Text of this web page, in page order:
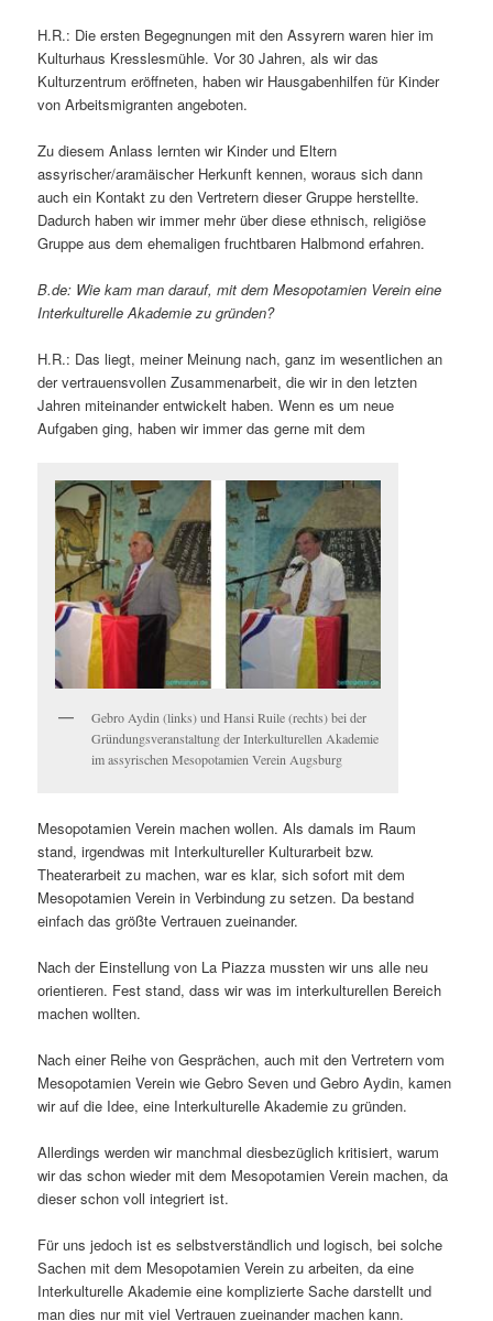
H.R.: Die ersten Begegnungen mit den Assyrern waren hier im
Kulturhaus Kresslesmühle. Vor 30 Jahren, als wir das
Kulturzentrum eröffneten, haben wir Hausgabenhilfen für Kinder
von Arbeitsmigranten angeboten.
Zu diesem Anlass lernten wir Kinder und Eltern
assyrischer/aramäischer Herkunft kennen, woraus sich dann
auch ein Kontakt zu den Vertretern dieser Gruppe herstellte.
Dadurch haben wir immer mehr über diese ethnisch, religiöse
Gruppe aus dem ehemaligen fruchtbaren Halbmond erfahren.
B.de: Wie kam man darauf, mit dem Mesopotamien Verein eine
Interkulturelle Akademie zu gründen?
H.R.: Das liegt, meiner Meinung nach, ganz im wesentlichen an
der vertrauensvollen Zusammenarbeit, die wir in den letzten
Jahren miteinander entwickelt haben. Wenn es um neue
Aufgaben ging, haben wir immer das gerne mit dem
Gebro Aydin (links) und Hansi Ruile (rechts) bei der
Gründungsveranstaltung der Interkulturellen Akademie
im assyrischen Mesopotamien Verein Augsburg
Mesopotamien Verein machen wollen. Als damals im Raum
stand, irgendwas mit Interkultureller Kulturarbeit bzw.
Theaterarbeit zu machen, war es klar, sich sofort mit dem
Mesopotamien Verein in Verbindung zu setzen. Da bestand
einfach das größte Vertrauen zueinander.
Nach der Einstellung von La Piazza mussten wir uns alle neu
orientieren. Fest stand, dass wir was im interkulturellen Bereich
machen wollten.
Nach einer Reihe von Gesprächen, auch mit den Vertretern vom
Mesopotamien Verein wie Gebro Seven und Gebro Aydin, kamen
wir auf die Idee, eine Interkulturelle Akademie zu gründen.
Allerdings werden wir manchmal diesbezüglich kritisiert, warum
wir das schon wieder mit dem Mesopotamien Verein machen, da
dieser schon voll integriert ist.
Für uns jedoch ist es selbstverständlich und logisch, bei solche
Sachen mit dem Mesopotamien Verein zu arbeiten, da eine
Interkulturelle Akademie eine komplizierte Sache darstellt und
man dies nur mit viel Vertrauen zueinander machen kann.